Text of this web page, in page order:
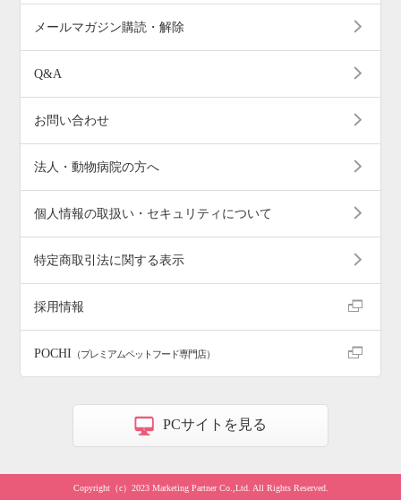
メールマガジン購読・解除
Q&A
お問い合わせ
法人・動物病院の方へ
個人情報の取扱い・セキュリティについて
特定商取引法に関する表示
採用情報
POCHI （プレミアムペットフード専門店）
PCサイトを見る
Copyright（c）2023 Marketing Partner Co.,Ltd. All Rights Reserved.